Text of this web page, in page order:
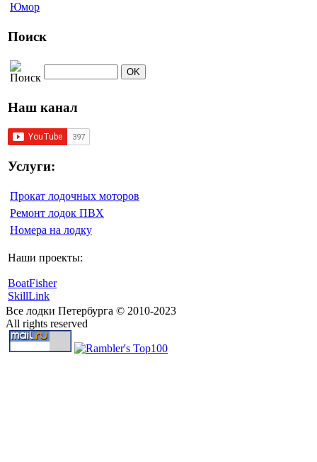
Юмор
Поиск
Наш канал
Услуги:
Прокат лодочных моторов
Ремонт лодок ПВХ
Номера на лодку
Наши проекты:
BoatFisher
SkillLink
Все лодки Петербурга © 2010-2023
All rights reserved